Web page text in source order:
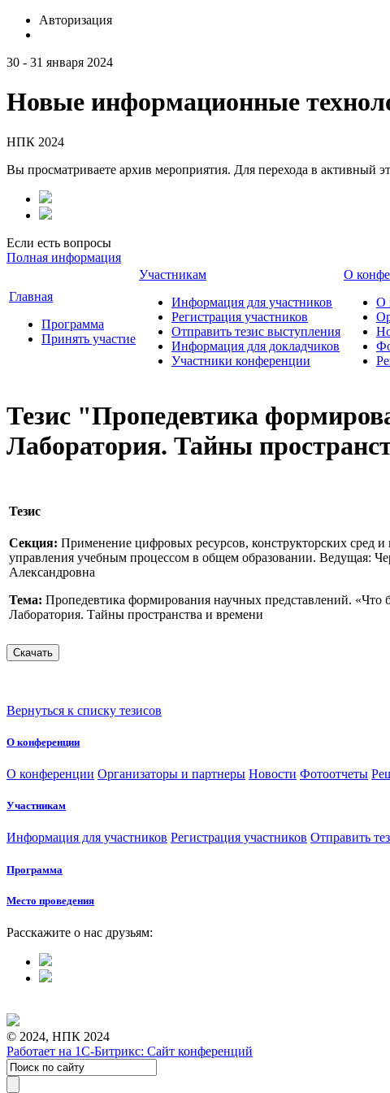
Авторизация
30 - 31 января 2024
Новые информационные
НПК 2024
Вы просматриваете архив мероприятия. Для перехода в активный
Если есть вопросы
Полная информация
Главная
Программа
Принять участие
Участникам
Информация для участников
Регистрация участников
Отправить тезис выступления
Информация для докладчиков
Участники конференции
О
О
Тезис "Пропедевтика
Лаборатория. Тайны
Тезис
Секция: Применение цифровых ресурсов, конструкторских сред и
управления учебным процессом в общем образовании. Ведущая:
Александровна
Тема: Пропедевтика формирования научных представлений. «Что
Лаборатория. Тайны пространства и времени
Вернуться к списку тезисов
О конференции
О конференции Организаторы и партнеры Новости Фотоотчеты
Участникам
Информация для участников Регистрация участников Отправить
Программа
Место проведения
Расскажите о нас друзьям:
© 2024, НПК 2024
Работает на 1С-Битрикс: Сайт конференций